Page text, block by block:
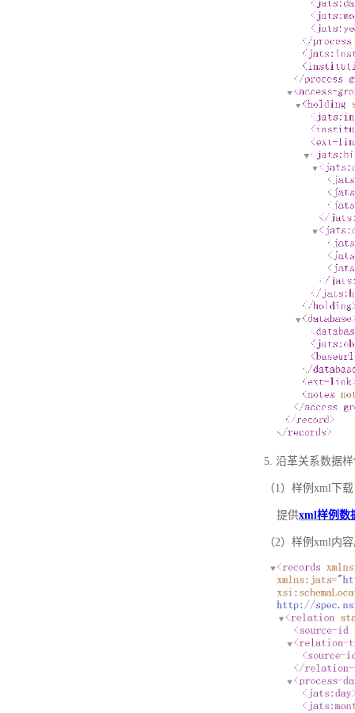
5. 沿革关系数据
（1）样例xml下载
提供xml样例数
（2）样例xml内